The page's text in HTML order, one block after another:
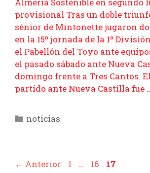
provisional Tras un doble
sénior de Mintonette jugaron
en la 15º jornada de la 1º
el Pabellón del Toyo ante
el pasado sábado ante Nueva
domingo frente a Tres Cantos.
partido ante Nueva Castilla fue
Categorías
noticias
← Anterior Página
1 … Página
16 Página
17